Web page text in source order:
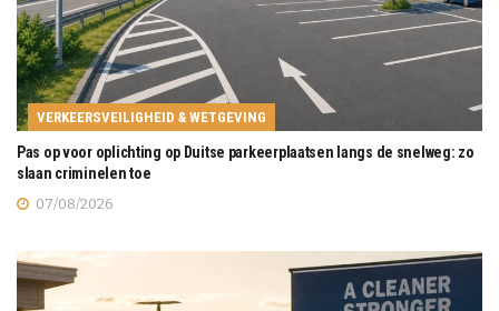
VERKEERSVEILIGHEID & WETGEVING
Pas op voor oplichting op Duitse parkeerplaatsen langs de snelweg: zo
slaan criminelen toe
07/08/2026